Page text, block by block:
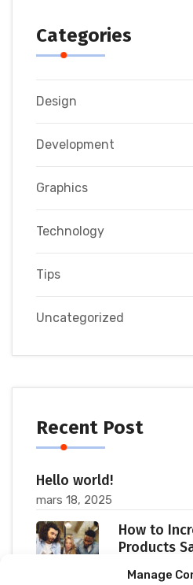
Manage
Categories
Design
Development
Graphics
Technology
Tips
Uncategorized
Recent Post
Hello world!
mars 18, 2025
How to
Products
juillet 11, 2023